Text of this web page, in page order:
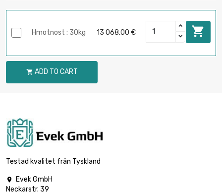
Hmotnost : 30kg 13 068,00 € 
 ADD TO CART
Testad kvalitet från Tyskland

Evek GmbH
Neckarstr. 39